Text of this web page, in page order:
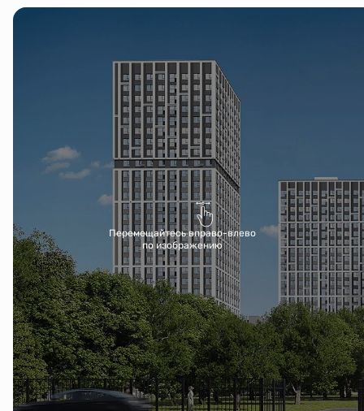
Перемещайтесь вправо-влево
по изображению